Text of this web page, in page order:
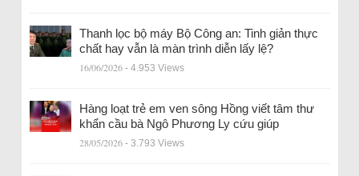
Thanh lọc bộ máy Bộ Công an: Tinh giản thực
chất hay vẫn là màn trình diễn lấy lệ?
16/06/2026 - 4.953 Views
Hàng loạt trẻ em ven sông Hồng viết tâm thư
khẩn cầu bà Ngô Phương Ly cứu giúp
28/05/2026 - 3.793 Views